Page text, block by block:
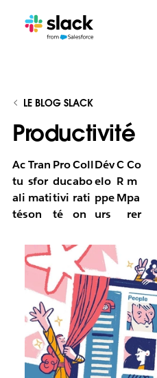
LE BLOG SLACK
Productivité
Ac
tu
ali
tés
Tran
sfor
mati
on
Pro
duc
tivi
té
Coll
abo
rati
on
Dév
elo
ppe
urs
C
R
M
Co
m
pa
rer